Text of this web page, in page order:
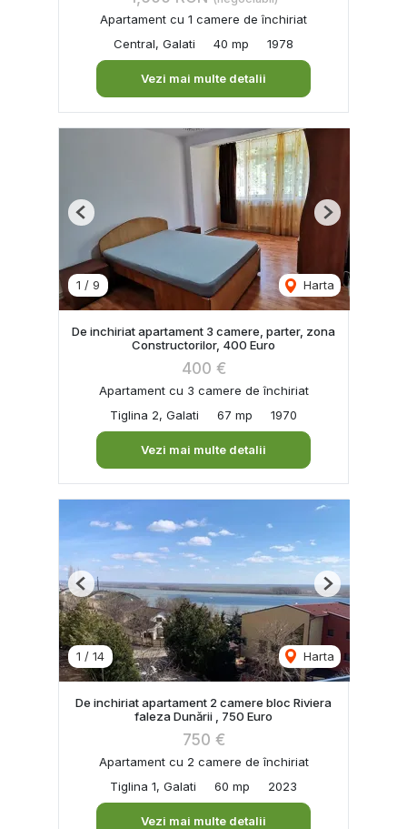
Apartament cu 1 camere de închiriat
Central, Galati
40 mp 1978
Vezi mai multe detalii
1 / 9 Harta
Previous Next
De inchiriat apartament 3 camere, parter, zona
Constructorilor, 400 Euro
400 €
Apartament cu 3 camere de închiriat
Tiglina 2, Galati
67 mp 1970
Vezi mai multe detalii
1 / 14 Harta
Previous Next
De inchiriat apartament 2 camere bloc Riviera
faleza Dunării , 750 Euro
750 €
Apartament cu 2 camere de închiriat
Tiglina 1, Galati
60 mp 2023
Vezi mai multe detalii